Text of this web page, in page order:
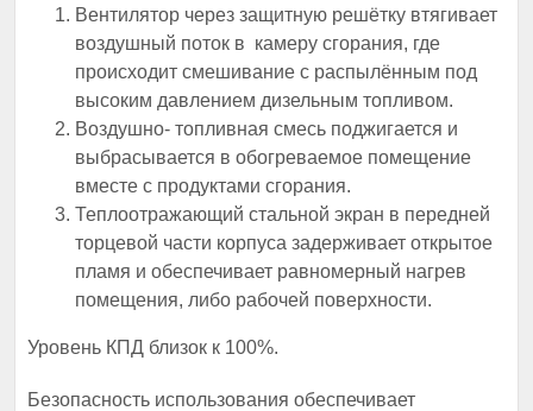
Вентилятор через защитную решётку втягивает
воздушный поток в камеру сгорания, где
происходит смешивание с распылённым под
высоким давлением дизельным топливом.
Воздушно- топливная смесь поджигается и
выбрасывается в обогреваемое помещение
вместе с продуктами сгорания.
Теплоотражающий стальной экран в передней
торцевой части корпуса задерживает открытое
пламя и обеспечивает равномерный нагрев
помещения, либо рабочей поверхности.
Уровень КПД близок к 100%.
Безопасность использования обеспечивает